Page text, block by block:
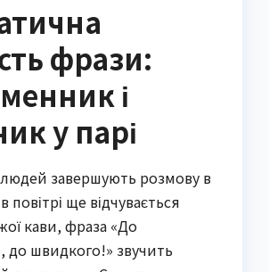
фрази:
і
у парі
завершують розмову в
повітрі ще відчувається
кави, фраза «До
до швидкого!» звучить